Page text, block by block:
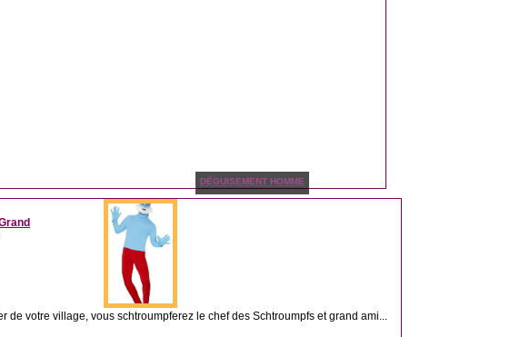
DÉGUISEMENT HOMME
de votre village, vous schtroumpferez le chef des Schtroumpfs et grand ami...